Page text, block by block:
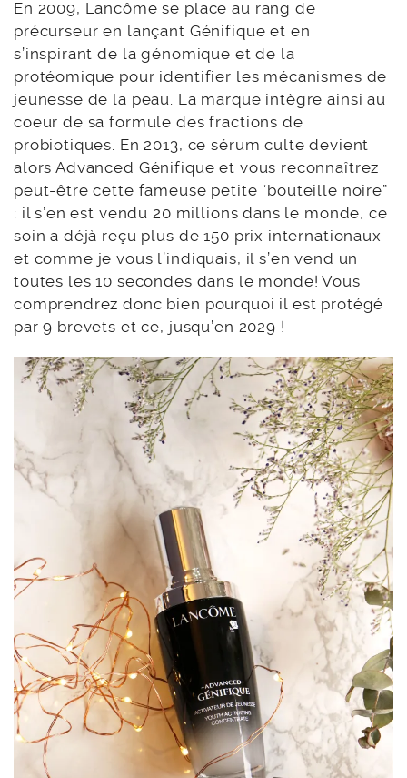
En 2009, Lancôme se place au rang de
précurseur en lançant Génifique et en
s’inspirant de la génomique et de la
protéomique pour identifier les mécanismes de
jeunesse de la peau. La marque intègre ainsi au
coeur de sa formule des fractions de
probiotiques. En 2013, ce sérum culte devient
alors Advanced Génifique et vous reconnaîtrez
peut-être cette fameuse petite “bouteille noire”
: il s’en est vendu 20 millions dans le monde, ce
soin a déjà reçu plus de 150 prix internationaux
et comme je vous l’indiquais, il s’en vend un
toutes les 10 secondes dans le monde! Vous
comprendrez donc bien pourquoi il est protégé
par 9 brevets et ce, jusqu’en 2029 !